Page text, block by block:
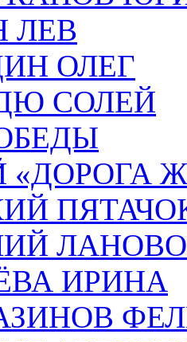
ЛЕВ
ОЛЕГ
СОЛЕЙ
«ДОРОГА
ИРИНА